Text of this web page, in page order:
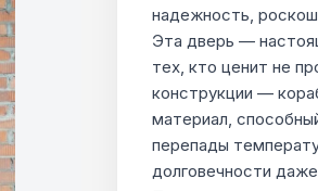
надежность,
Эта дверь —
тех, кто ценит не
конструкции —
материал,
перепады
долговечности